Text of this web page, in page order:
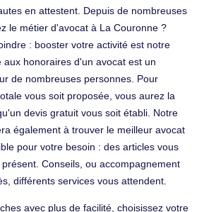
en attestent. Depuis de nombreuses
le métier d'avocat à La Couronne ?
: booster votre activité est notre
aux honoraires d'un avocat est un
de nombreuses personnes. Pour
vous soit proposée, vous aurez la
devis gratuit vous soit établi. Notre
également à trouver le meilleur avocat
pour votre besoin : des articles vous
Conseils, ou accompagnement
différents services vous attendent.
avec plus de facilité, choisissez votre